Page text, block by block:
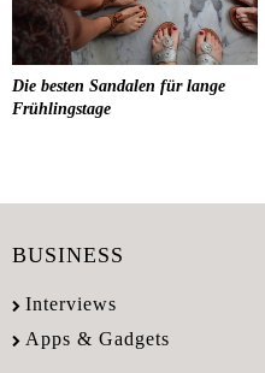
Die besten Sandalen für lange
Frühlingstage
BUSINESS
Interviews
Apps & Gadgets